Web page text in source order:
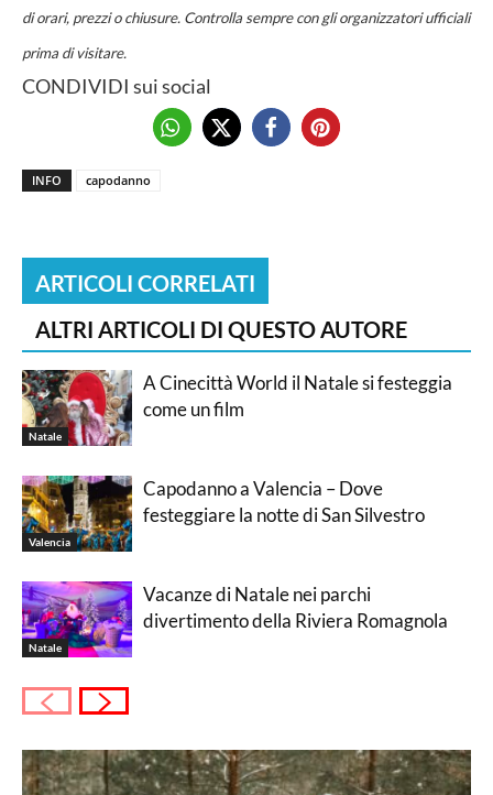
di orari, prezzi o chiusure. Controlla sempre con gli organizzatori ufficiali
prima di visitare.
CONDIVIDI sui social
INFO capodanno
ARTICOLI CORRELATI
ALTRI ARTICOLI DI QUESTO AUTORE
Natale
A Cinecittà World il Natale si festeggia
come un film
Valencia
Capodanno a Valencia – Dove
festeggiare la notte di San Silvestro
Natale
Vacanze di Natale nei parchi
divertimento della Riviera Romagnola